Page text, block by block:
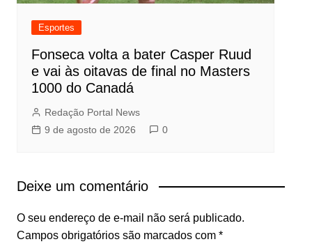
Esportes
Fonseca volta a bater Casper Ruud
e vai às oitavas de final no Masters
1000 do Canadá
Redação Portal News
9 de agosto de 2026
0
Deixe um comentário
O seu endereço de e-mail não será publicado.
Campos obrigatórios são marcados com *